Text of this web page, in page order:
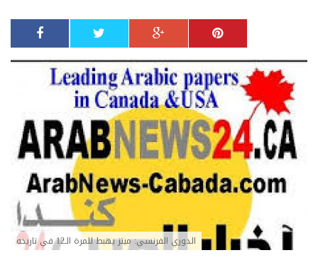
الدوري الفرنسي: ميتز يهبط للمرة الـ12 في تاريخه